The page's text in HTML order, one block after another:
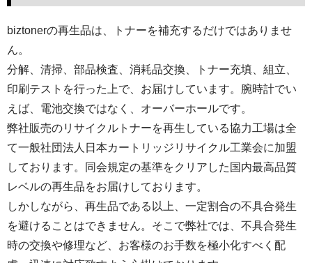
biztonerの再生品は、トナーを補充するだけではありませ
ん。
分解、清掃、部品検査、消耗品交換、トナー充填、組立、
印刷テストを行った上で、お届けしています。腕時計でい
えば、電池交換ではなく、オーバーホールです。
弊社販売のリサイクルトナーを再生している協力工場は全
て一般社団法人日本カートリッジリサイクル工業会に加盟
しております。同会規定の基準をクリアした国内最高品質
レベルの再生品をお届けしております。
しかしながら、再生品である以上、一定割合の不具合発生
を避けることはできません。そこで弊社では、不具合発生
時の交換や修理など、お客様のお手数を極小化すべく配